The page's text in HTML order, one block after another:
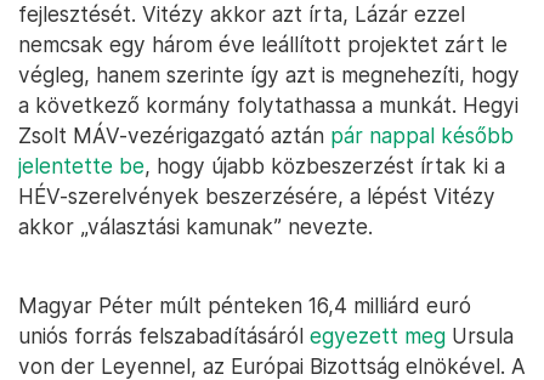
fejlesztését. Vitézy akkor azt írta, Lázár ezzel
nemcsak egy három éve leállított projektet zárt le
végleg, hanem szerinte így azt is megnehezíti, hogy
a következő kormány folytathassa a munkát. Hegyi
Zsolt MÁV-vezérigazgató aztán pár nappal később
jelentette be, hogy újabb közbeszerzést írtak ki a
HÉV-szerelvények beszerzésére, a lépést Vitézy
akkor „választási kamunak” nevezte.
Magyar Péter múlt pénteken 16,4 milliárd euró
uniós forrás felszabadításáról egyezett meg Ursula
von der Leyennel, az Európai Bizottság elnökével. A